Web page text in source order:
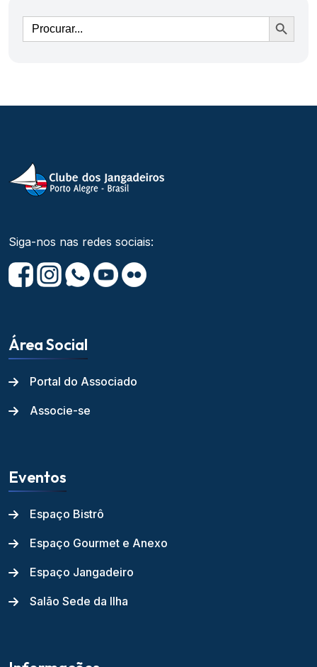
Ir
Siga-nos nas redes sociais:
Área Social
Portal do Associado
Associe-se
Eventos
Espaço Bistrô
Espaço Gourmet e Anexo
Espaço Jangadeiro
Salão Sede da Ilha